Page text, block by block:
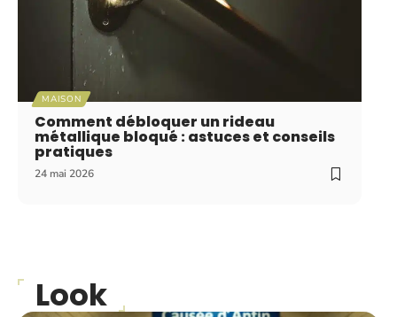
MAISON
Comment débloquer un rideau
métallique bloqué : astuces et conseils
pratiques
24 mai 2026
Look